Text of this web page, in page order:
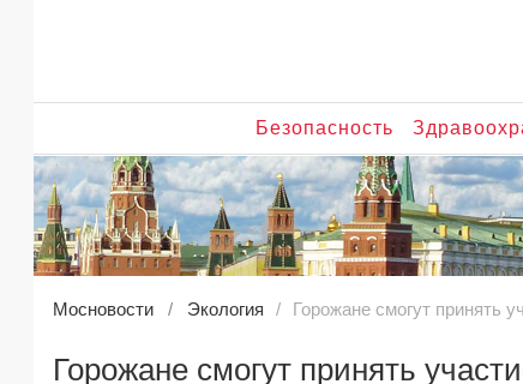
Безопасность
Мосновости Экология Горожане смогут принять
Горожане смогут принять